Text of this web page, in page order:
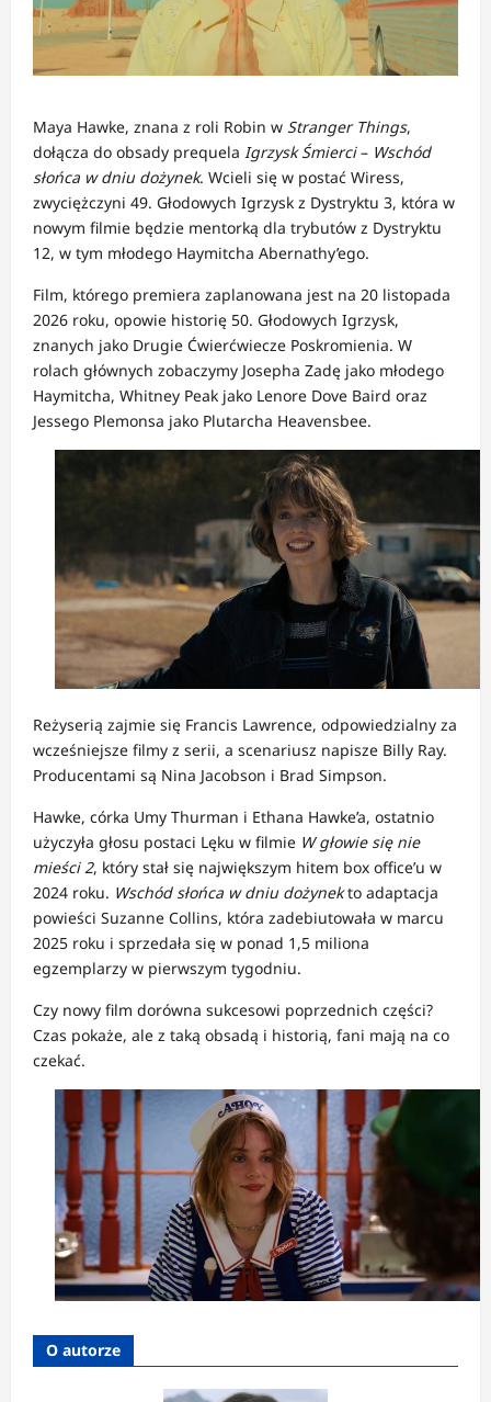
Maya Hawke, znana z roli Robin w Stranger Things,
dołącza do obsady prequela Igrzysk Śmierci– Wschód
słońca w dniu dożynek. Wcieli się w postać Wiress,
zwyciężczyni 49. Głodowych Igrzysk z Dystryktu 3, która w
nowym filmie będzie mentorką dla trybutów z Dystryktu
12, w tym młodego Haymitcha Abernathy’ego.
Film, którego premiera zaplanowana jest na 20 listopada
2026 roku, opowie historię 50. Głodowych Igrzysk,
znanych jako Drugie Ćwierćwiecze Poskromienia. W
rolach głównych zobaczymy Josepha Zadę jako młodego
Haymitcha, Whitney Peak jako Lenore Dove Baird oraz
Jessego Plemonsa jako Plutarcha Heavensbee.
Reżyserią zajmie się Francis Lawrence, odpowiedzialny za
wcześniejsze filmy z serii, a scenariusz napisze Billy Ray.
Producentami są Nina Jacobson i Brad Simpson.
Hawke, córka Umy Thurman i Ethana Hawke’a, ostatnio
użyczyła głosu postaci Lęku w filmie W głowie się nie
mieści 2, który stał się największym hitem box office’u w
2024 roku. Wschód słońca w dniu dożynekto adaptacja
powieści Suzanne Collins, która zadebiutowała w marcu
2025 roku i sprzedała się w ponad 1,5 miliona
egzemplarzy w pierwszym tygodniu.
Czy nowy film dorówna sukcesowi poprzednich części?
Czas pokaże, ale z taką obsadą i historią, fani mają na co
czekać.
O autorze